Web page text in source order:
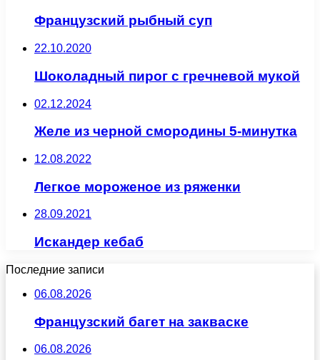
Французский рыбный суп
22.10.2020
Шоколадный пирог с гречневой мукой
02.12.2024
Желе из черной смородины 5-минутка
12.08.2022
Легкое мороженое из ряженки
28.09.2021
Искандер кебаб
Последние записи
06.08.2026
Французский багет на закваске
06.08.2026